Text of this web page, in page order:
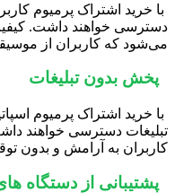
با خرید اشتراک پرمیوم
دسترسی خواهند داشت.
می‌شود که کاربران از
پخش بدون تبلیغات
با خرید اشتراک پرمیوم
تبلیغات دسترسی خواهند
کاربران به آرامش و بدون
پشتیبانی از دستگاه